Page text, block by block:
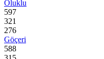
Oluklu
597
321
276
Göçeri
588